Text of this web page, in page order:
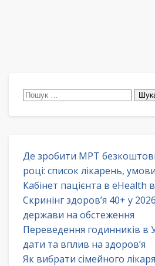
Пошук:
Де зробити МРТ
році: список лікарень,
Кабінет пацієнта в
Скринінг здоров’я 40+ у
держави на обстеження
Переведення годинників в
дати та вплив на здоров’я
Як вибрати сімейного